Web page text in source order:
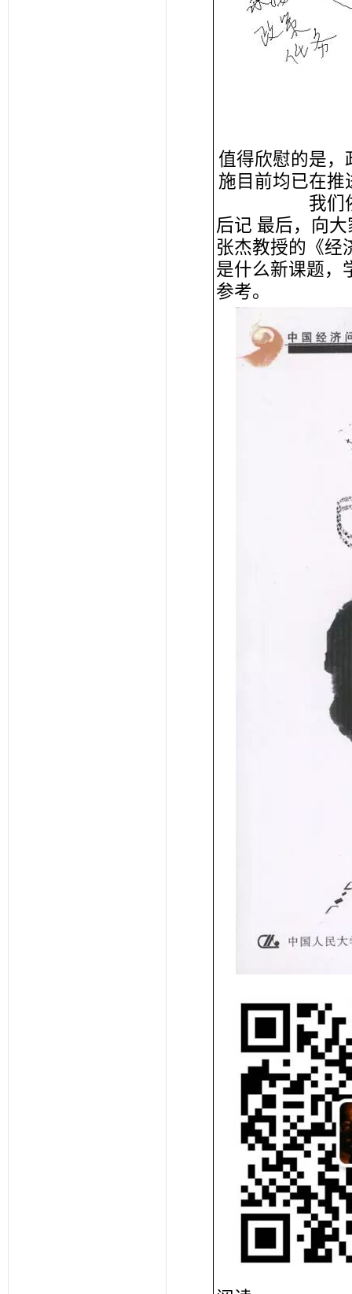
值得欣慰的是，
施目前均已在推
我们
后记 最后，向
张杰教授的《经
是什么新课题，
参考。